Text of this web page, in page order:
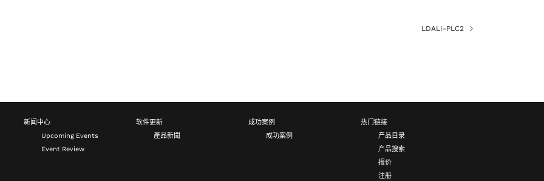
LDALI-PLC2
新闻中心
Upcoming Events
Event Review
软件更新
產品新聞
成功案例
成功案例
热门链接
产品目录
产品搜索
报价
注册